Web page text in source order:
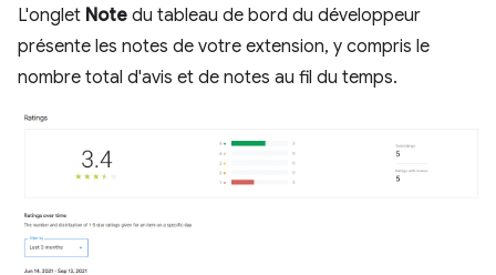
L'onglet Note du tableau de bord du développeur
présente les notes de votre extension, y compris le
nombre total d'avis et de notes au fil du temps.